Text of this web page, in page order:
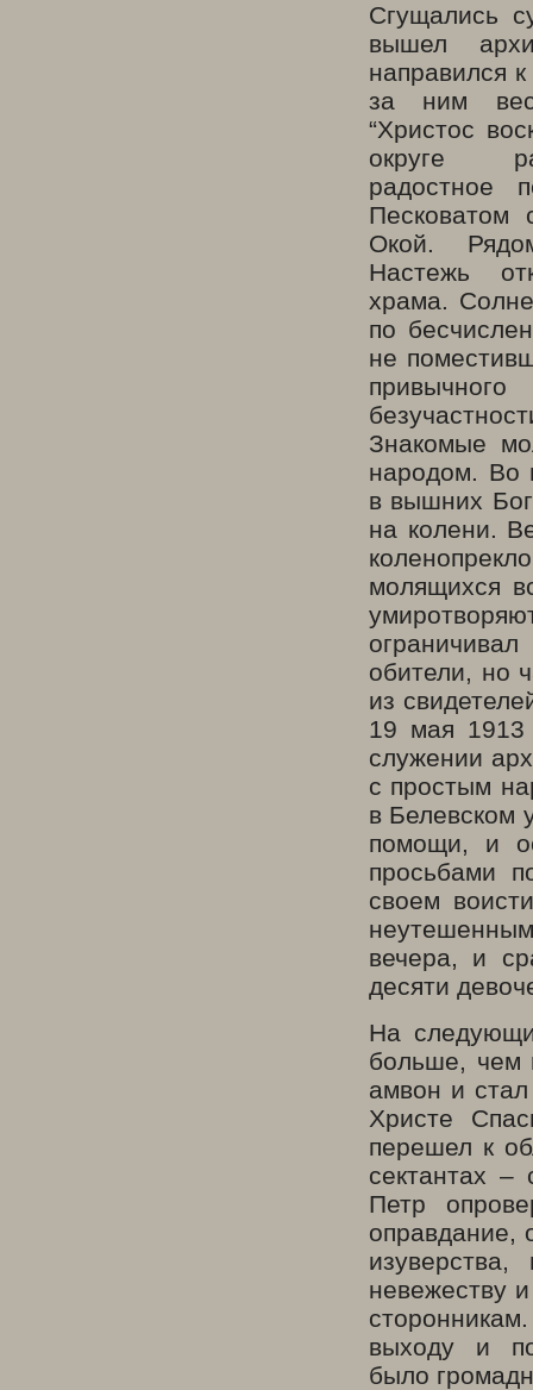
Сгущались
вышел
направился
за ним
“Христос
округе
радостное
Песковатом
Окой.
Настежь
храма.
по
не
привычного
Знакомые
народом. Во
в вышних
на колени.
молящихся
обители, но
из
19 мая 1913
служении
с простым
в Белевском
помощи, и
просьбами
своем
вечера, и
десяти
На
больше, чем
амвон и
Христе
перешел к
сектантах –
Петр
оправдание,
невежеству
выходу и
было